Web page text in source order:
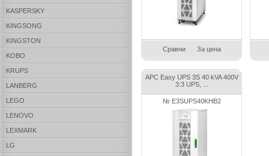
KASPERSKY
KINGSONG
KINGSTON
KOBO
KRUPS
LANBERG
LEGO
LENOVO
LEXMARK
LG
Сравни За цена
APC Easy UPS 3S 40 kVA 400V
3:3 UPS, ...
№ E3SUPS40KHB2